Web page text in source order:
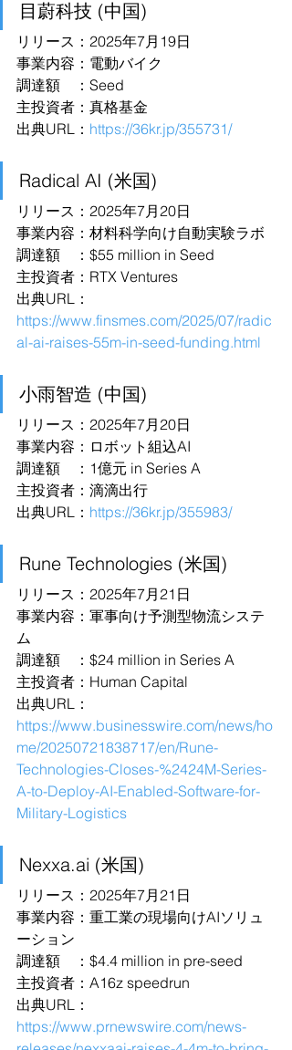
目蔚科技 (中国)
リリース：2025年7月19日
事業内容：電動バイク
調達額　：Seed
主投資者：真格基金
出典URL： https://36kr.jp/355731/
Radical AI (米国)
リリース：2025年7月20日
事業内容：材料科学向け自動実験ラボ
調達額　：$55 million in Seed
主投資者：RTX Ventures
出典URL：
https://www.finsmes.com/2025/07/radic
al-ai-raises-55m-in-seed-funding.html
小雨智造 (中国)
リリース：2025年7月20日
事業内容：ロボット組込AI
調達額　：1億元 in Series A
主投資者：滴滴出行
出典URL： https://36kr.jp/355983/
Rune Technologies (米国)
リリース：2025年7月21日
事業内容：軍事向け予測型物流システ
ム
調達額　：$24 million in Series A
主投資者：Human Capital
出典URL：
https://www.businesswire.com/news/ho
me/20250721838717/en/Rune-
Technologies-Closes-%2424M-Series-
A-to-Deploy-AI-Enabled-Software-for-
Military-Logistics
Nexxa.ai (米国)
リリース：2025年7月21日
事業内容：重工業の現場向けAIソリュ
ーション
調達額　：$4.4 million in pre-seed
主投資者：A16z speedrun
出典URL：
https://www.prnewswire.com/news-